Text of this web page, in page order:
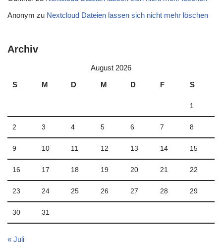
Anonym zu Nextcloud Dateien lassen sich nicht mehr löschen
Archiv
August 2026
S
M D M D F S
1
2 3 4 5 6 7 8
9 10 11 12 13 14 15
16 17 18 19 20 21 22
23 24 25 26 27 28 29
30 31
« Juli